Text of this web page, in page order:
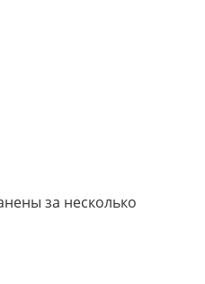
за несколько